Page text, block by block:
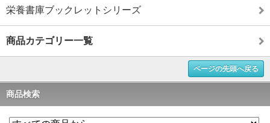
栄養書庫ブックレットシリーズ
商品カテゴリー一覧
ページの先頭へ戻る
商品検索